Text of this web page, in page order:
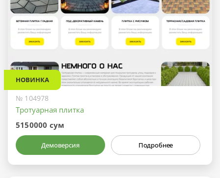
НОВИНКА
№ 104978
Тротуарная плитка
5150000 сум
Демоверсия Подробнее